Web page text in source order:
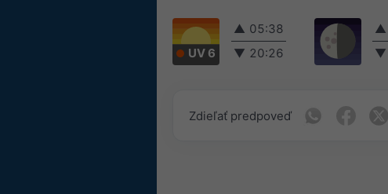
UV 6
▲ 05:38
▼ 20:26
▲
▼
Zdieľať predpoveď